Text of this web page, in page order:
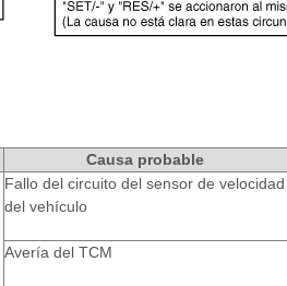
Causa probable
Fallo del circuito del sensor de velocidad
del vehículo
Avería del TCM